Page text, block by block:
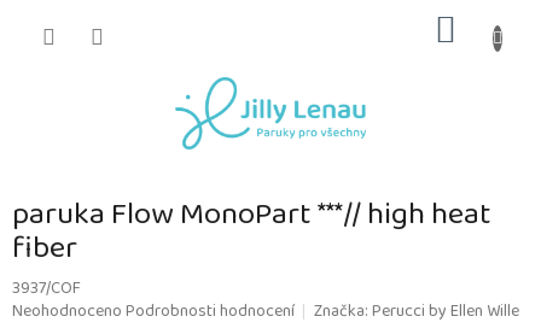
KOŠÍK
paruka Flow MonoPart ***// high heat
fiber
3937/COF
Průměrné
NeohodnocenoPodrobnosti hodnocení Značka:Perucci by Ellen Wille